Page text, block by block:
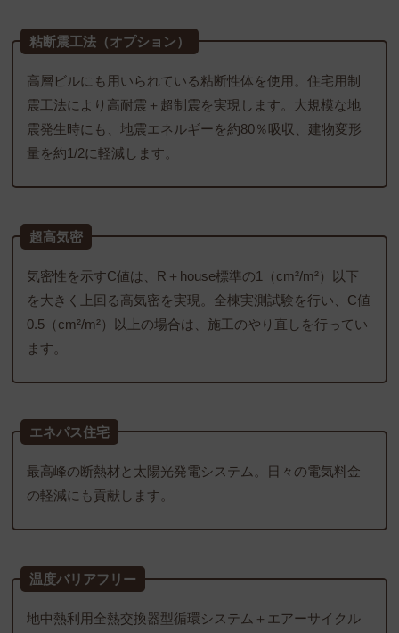
粘断震工法（オプション）
高層ビルにも用いられている粘断性体を使用。住宅用制
震工法により高耐震＋超制震を実現します。大規模な地
震発生時にも、地震エネルギーを約80％吸収、建物変形
量を約1/2に軽減します。
超高気密
気密性を示すC値は、R＋house標準の1（cm²/m²）以下
を大きく上回る高気密を実現。全棟実測試験を行い、C値
0.5（cm²/m²）以上の場合は、施工のやり直しを行ってい
ます。
エネパス住宅
最高峰の断熱材と太陽光発電システム。日々の電気料金
の軽減にも貢献します。
温度バリアフリー
地中熱利用全熱交換器型循環システム＋エアーサイクル